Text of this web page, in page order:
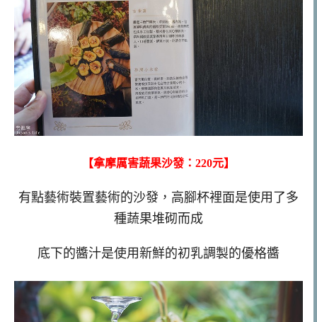
【拿摩厲害蔬果沙發：220元】
有點藝術裝置藝術的沙發，高腳杯裡面是使用了多
種蔬果堆砌而成
底下的醬汁是使用新鮮的初乳調製的優格醬